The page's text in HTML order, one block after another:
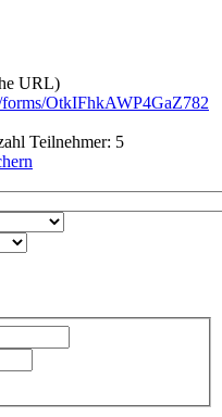
URL)
OtkIFhkAWP4GaZ782
Teilnehmer: 5